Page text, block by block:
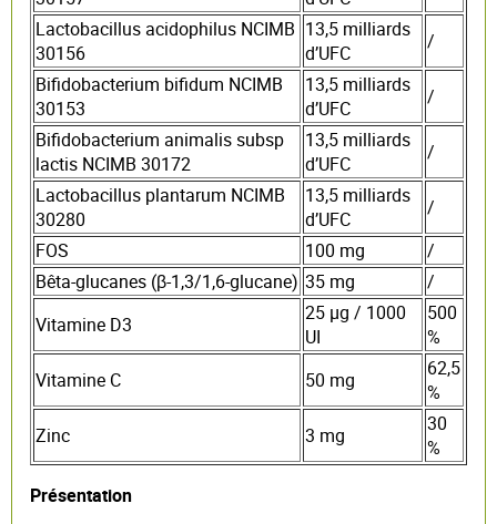
Lactobacillus acidophilus NCIMB
30156
13,5 milliards
d’UFC
/
Bifidobacterium bifidum NCIMB
30153
13,5 milliards
d’UFC
/
Bifidobacterium animalis subsp
lactis NCIMB 30172
13,5 milliards
d’UFC
/
Lactobacillus plantarum NCIMB
30280
13,5 milliards
d’UFC
/
FOS
100 mg
/
Bêta-glucanes (β-1,3/1,6-glucane) 35 mg
/
Vitamine D3
25 µg / 1000
UI
500
%
Vitamine C
50 mg
62,5
%
Zinc
3 mg
30
%
Présentation